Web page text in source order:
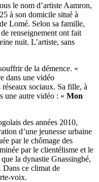
le nom d’artiste Aamron,
à son domicile situé à
Lomé. Selon sa famille,
renseignement ont fait
nuit. L’artiste, sans
de la démence. «
dans une vidéo
sociaux. Sa fille, à
une autre vidéo : « Mon
des années 2010,
d’une jeunesse urbaine
par le chômage des
par le clientélisme et le
la dynastie Gnassingbé,
Dans ce climat de
voix.